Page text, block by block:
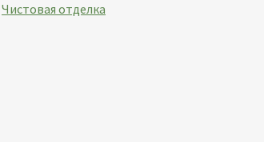
Чистовая отделка